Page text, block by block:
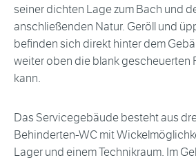
seiner dichten Lage zum Bach und
anschließenden Natur. Geröll und
befinden sich direkt hinter dem
weiter oben die blank gescheuerten
kann.
Das Servicegebäude besteht aus
Behinderten-WC mit
Lager und einem Technikraum. Im